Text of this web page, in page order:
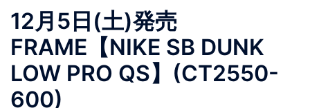
ー
12月5日(土)発売
FRAME【NIKE SB DUNK
LOW PRO QS】(CT2550-
600)